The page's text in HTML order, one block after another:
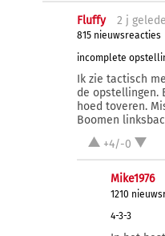
Fluffy 2 j
815 nieuwsreacties
incomplete
Ik zie tactisch
de opstellingen.
hoed toveren.
Boomen
+4/-0
Mike1976
1210
4-3-3